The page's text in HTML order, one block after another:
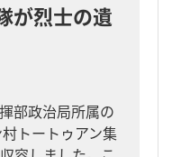
が烈士の遺
部政治局所属の
トートゥアン集